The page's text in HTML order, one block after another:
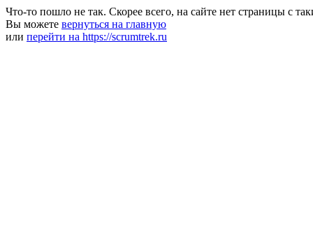
Что-то пошло не так. Скорее всего, на сайте нет страницы с
Вы можете вернуться на главную
или перейти на https://scrumtrek.ru